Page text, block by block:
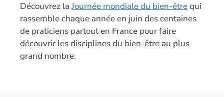
Découvrez laJournée mondiale du bien-êtrequi
rassemble chaque année en juin des centaines
de praticiens partout en France pour faire
découvrir les disciplines du bien-être au plus
grand nombre.